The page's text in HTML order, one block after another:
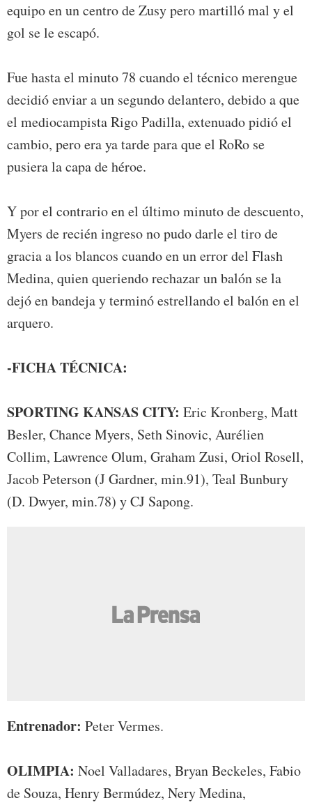
equipo en un centro de Zusy pero martilló mal y el
gol se le escapó.
Fue hasta el minuto 78 cuando el técnico merengue
decidió enviar a un segundo delantero, debido a que
el mediocampista Rigo Padilla, extenuado pidió el
cambio, pero era ya tarde para que el RoRo se
pusiera la capa de héroe.
Y por el contrario en el último minuto de descuento,
Myers de recién ingreso no pudo darle el tiro de
gracia a los blancos cuando en un error del Flash
Medina, quien queriendo rechazar un balón se la
dejó en bandeja y terminó estrellando el balón en el
arquero.
-FICHA TÉCNICA:
SPORTING KANSAS CITY: Eric Kronberg, Matt
Besler, Chance Myers, Seth Sinovic, Aurélien
Collim, Lawrence Olum, Graham Zusi, Oriol Rosell,
Jacob Peterson (J Gardner, min.91), Teal Bunbury
(D. Dwyer, min.78) y CJ Sapong.
Entrenador: Peter Vermes.
OLIMPIA: Noel Valladares, Bryan Beckeles, Fabio
de Souza, Henry Bermúdez, Nery Medina,